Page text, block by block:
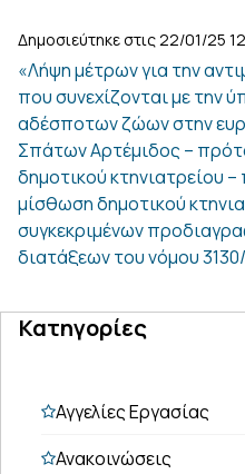
Δημοσιεύτηκε στις 22/01/25
«Λήψη μέτρων για την
που συνεχίζονται με την
αδέσποτων ζώων στην
Σπάτων Αρτέμιδος –
δημοτικού κτηνιατρείου
μίσθωση δημοτικού
συγκεκριμένων
διατάξεων του νόμου
Κατηγορίες
Αγγελίες Εργασίας
Ανακοινώσεις